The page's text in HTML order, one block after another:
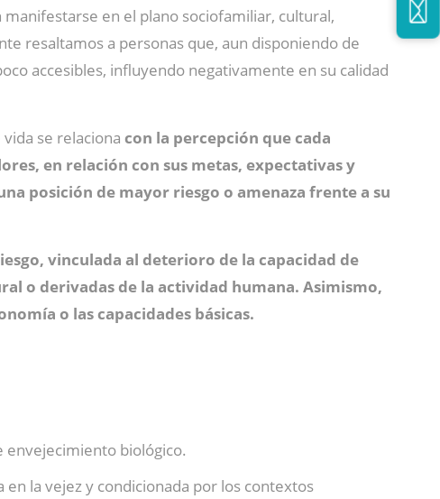
manifestarse en el plano sociofamiliar, cultural,
resaltamos a personas que, aun disponiendo de
accesibles, influyendo negativamente en su calidad
se relaciona con la percepción que cada
en relación con sus metas, expectativas y
posición de mayor riesgo o amenaza frente a su
vinculada al deterioro de la capacidad de
o derivadas de la actividad humana. Asimismo,
o las capacidades básicas.
envejecimiento biológico.
la vejez y condicionada por los contextos